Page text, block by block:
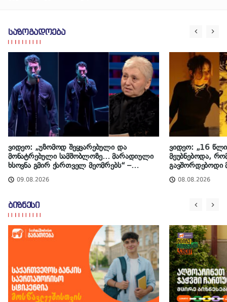
ამბობს, რომ არასწორად
მოიქცეოდა, თანამედროვე
ეპოქაში სხვანაირად ხდება“ –
პროკურორი ქეთევან სონიძე
საზოგადოება
ვიდეო: „უზომოდ შეყვარებული და
მონატრებული სამშობლოზე… მარადიული
ხსოვნა გმირ ქართველ მეომრებს“ –
მელიტა ფურცელაძე ლევანის შესრულებას
„ჰერიო ბიჭებო“ გვიზიარებს, რომელიც
ჯარისკაცებს მიუძღვნა
09.08.2026
ვიდეო: „16
მეუბნებოდა,
გავშორდებოდი
გიუნაშვილი
08.08.2026
ბიზნესი